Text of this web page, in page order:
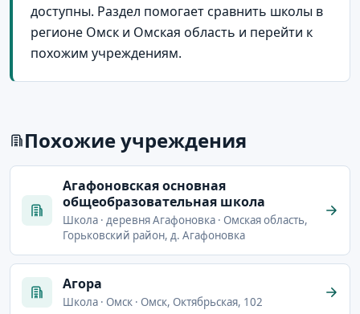
доступны. Раздел помогает сравнить школы в
регионе Омск и Омская область и перейти к
похожим учреждениям.
Похожие учреждения
Агафоновская основная
общеобразовательная школа
Школа · деревня Агафоновка · Омская область,
Горьковский район, д. Агафоновка
Агора
Школа · Омск · Омск, Октябрьская, 102